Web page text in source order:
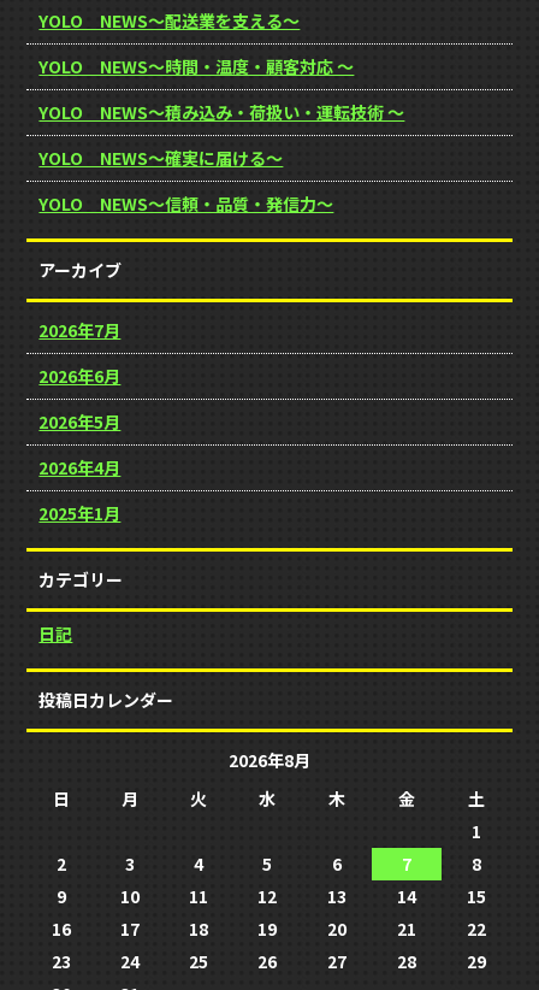
YOLO NEWS～配送業を支える～
YOLO NEWS～時間・温度・顧客対応 ～
YOLO NEWS～積み込み・荷扱い・運転技術 ～
YOLO NEWS～確実に届ける～
YOLO NEWS～信頼・品質・発信力～
アーカイブ
2026年7月
2026年6月
2026年5月
2026年4月
2025年1月
カテゴリー
日記
投稿日カレンダー
2026年8月
日
月 火 水 木 金
土
1
2
3 4 5 6 7
8
9
10 11 12 13 14
15
16
17 18 19 20 21
22
23
24 25 26 27 28
29